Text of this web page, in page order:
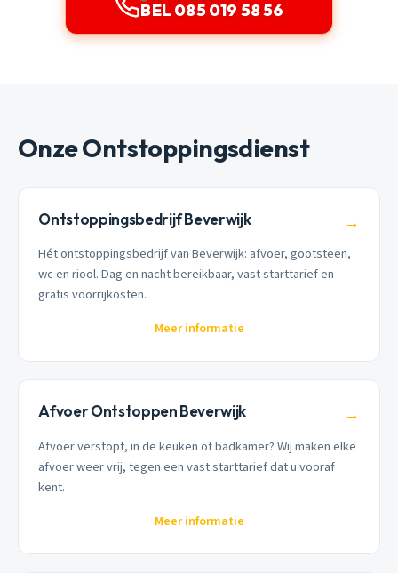
BEL 085 019 58 56
Onze Ontstoppingsdienst
Ontstoppingsbedrijf Beverwijk →
Hét ontstoppingsbedrijf van Beverwijk: afvoer, gootsteen,
wc en riool. Dag en nacht bereikbaar, vast starttarief en
gratis voorrijkosten.
Meer informatie
Afvoer Ontstoppen Beverwijk →
Afvoer verstopt, in de keuken of badkamer? Wij maken elke
afvoer weer vrij, tegen een vast starttarief dat u vooraf
kent.
Meer informatie